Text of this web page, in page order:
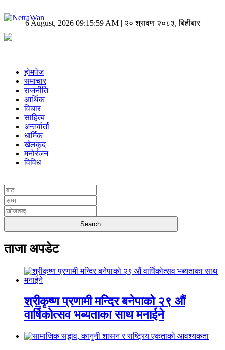
6 August, 2026 09:15:59 AM | २० श्रावण २०८३, बिहीबार
होमपेज
समाचार
राजनीति
आर्थिक
विचार
साहित्य
अन्तर्वार्ता
धार्मिक
खेलकुद
मनोरंजन
विविध
ताजा अपडेट
श्रीकृष्ण प्रणामी मन्दिर बनेपाको २९ औं
वार्षिकोत्सव भब्यताका साथ मनाईने